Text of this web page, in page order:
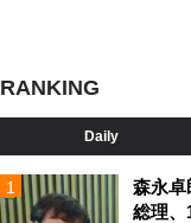
RANKING
Daily
森永卓
総理、